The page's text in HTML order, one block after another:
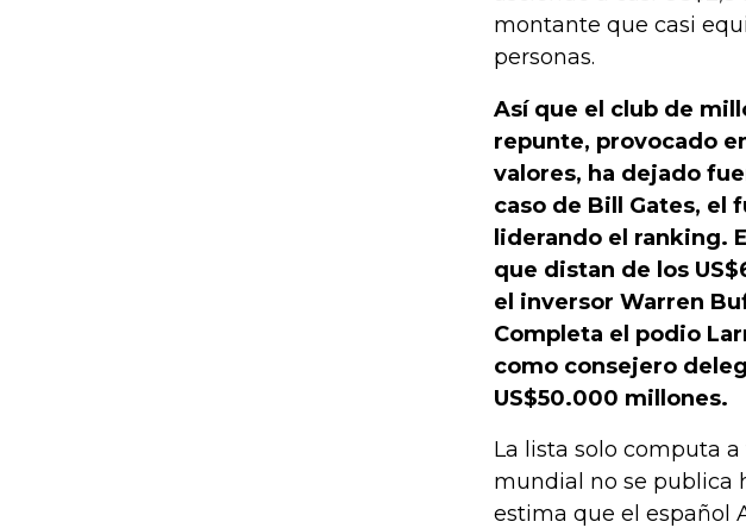
montante que casi
personas.
Así que el club de
repunte, provocado
valores, ha dejado
caso de Bill Gates, el
liderando el ranking.
que distan de los
el inversor Warren
Completa el podio
como consejero
US$50.000 millones.
La lista solo computa a
mundial no se publica
estima que el español